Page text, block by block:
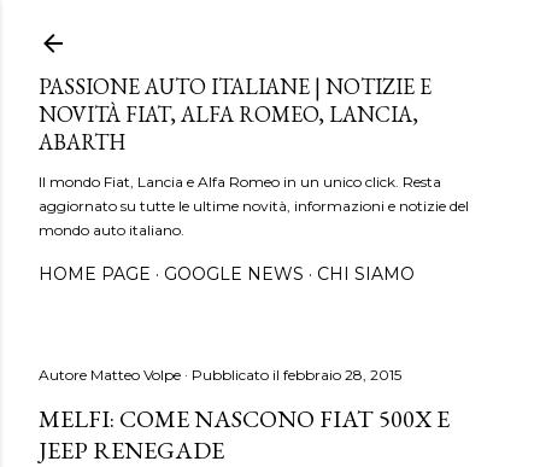
PASSIONE AUTO ITALIANE | NOTIZIE E
NOVITÀ FIAT, ALFA ROMEO, LANCIA,
ABARTH
Il mondo Fiat, Lancia e Alfa Romeo in un unico click. Resta
aggiornato su tutte le ultime novità, informazioni e notizie del
mondo auto italiano.
HOME PAGE GOOGLE NEWS CHI SIAMO
Autore Matteo Volpe Pubblicato il febbraio 28, 2015
MELFI: COME NASCONO FIAT 500X E
JEEP RENEGADE